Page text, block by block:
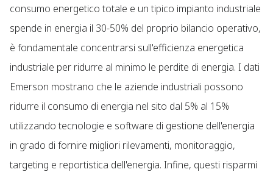
consumo energetico totale e un tipico impianto industriale
spende in energia il 30-50% del proprio bilancio operativo,
è fondamentale concentrarsi sull'efficienza energetica
industriale per ridurre al minimo le perdite di energia. I dati
Emerson mostrano che le aziende industriali possono
ridurre il consumo di energia nel sito dal 5% al 15%
utilizzando tecnologie e software di gestione dell'energia
in grado di fornire migliori rilevamenti, monitoraggio,
targeting e reportistica dell'energia. Infine, questi risparmi